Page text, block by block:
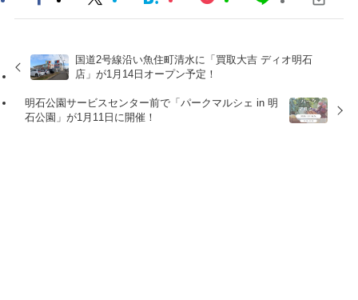
国道2号線沿い魚住町清水に「買取大吉 ディオ明石
店」が1月14日オープン予定！
明石公園サービスセンター前で「パークマルシェ in 明
石公園」が1月11日に開催！